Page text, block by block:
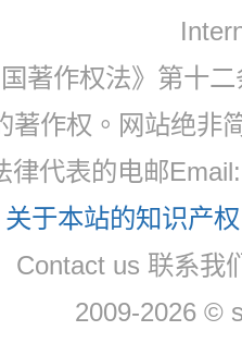
著作权法》第十
著作权。网站绝非
律代表的电邮
关于本站的知识产
Contact us 联系我
2009-2026 ©